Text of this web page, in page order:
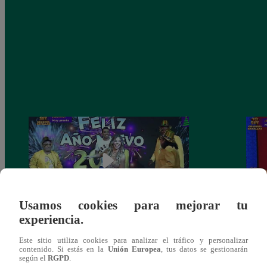
Josimar armó una tremenda fiesta de año
nuevo en El Wasap de JB
Usamos cookies para mejorar tu
experiencia.
Este sitio utiliza cookies para analizar el tráfico y personalizar
contenido. Si estás en la Unión Europea , tus datos se gestionarán
según el RGPD